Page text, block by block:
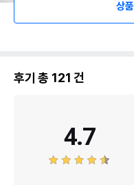
상
후기 총 121 건
4.7